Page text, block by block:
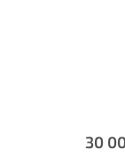
30